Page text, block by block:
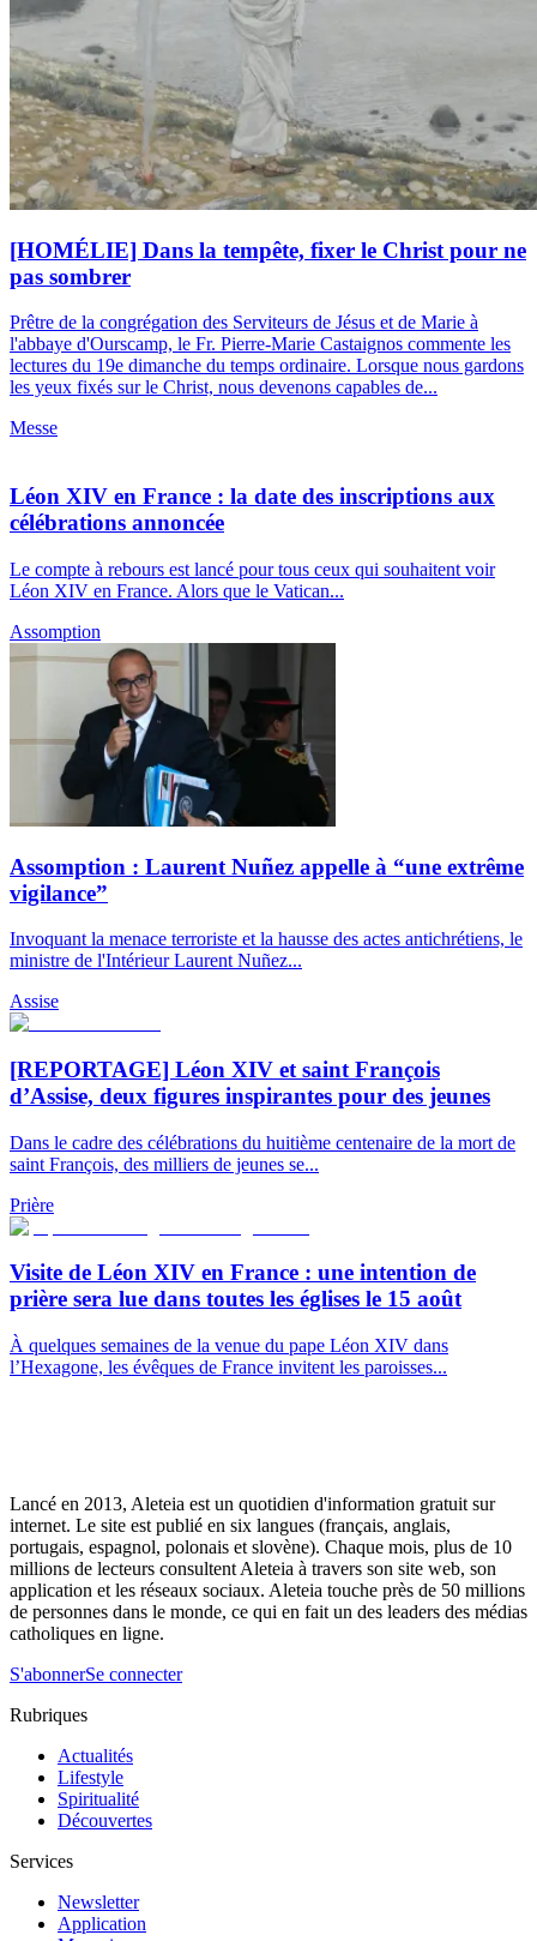
[HOMÉLIE] Dans la tempête, fixer le Christ pour ne
pas sombrer
Prêtre de la congrégation des Serviteurs de Jésus et de Marie à
l'abbaye d'Ourscamp, le Fr. Pierre-Marie Castaignos commente les
lectures du 19e dimanche du temps ordinaire. Lorsque nous gardons
les yeux fixés sur le Christ, nous devenons capables de...
Messe
Léon XIV en France : la date des inscriptions aux
célébrations annoncée
Le compte à rebours est lancé pour tous ceux qui souhaitent voir
Léon XIV en France. Alors que le Vatican...
Assomption
Assomption : Laurent Nuñez appelle à “une extrême
vigilance”
Invoquant la menace terroriste et la hausse des actes antichrétiens, le
ministre de l'Intérieur Laurent Nuñez...
Assise
[REPORTAGE] Léon XIV et saint François
d’Assise, deux figures inspirantes pour des jeunes
Dans le cadre des célébrations du huitième centenaire de la mort de
saint François, des milliers de jeunes se...
Prière
Visite de Léon XIV en France : une intention de
prière sera lue dans toutes les églises le 15 août
À quelques semaines de la venue du pape Léon XIV dans
l’Hexagone, les évêques de France invitent les paroisses...
Lancé en 2013, Aleteia est un quotidien d'information gratuit sur
internet. Le site est publié en six langues (français, anglais,
portugais, espagnol, polonais et slovène). Chaque mois, plus de 10
millions de lecteurs consultent Aleteia à travers son site web, son
application et les réseaux sociaux. Aleteia touche près de 50 millions
de personnes dans le monde, ce qui en fait un des leaders des médias
catholiques en ligne.
S'abonnerSe connecter
Rubriques
Actualités
Lifestyle
Spiritualité
Découvertes
Services
Newsletter
Application